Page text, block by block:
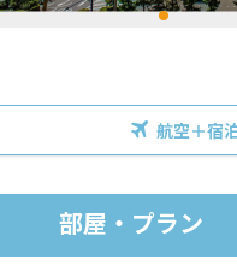
航空＋宿
部屋・プラン